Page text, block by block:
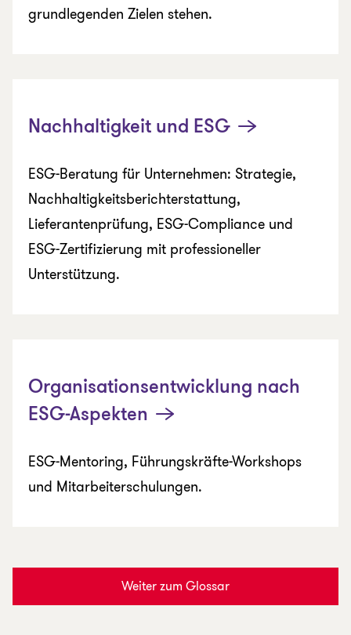
grundlegenden Zielen stehen.
Nachhaltigkeit und ESG
ESG-Beratung für Unternehmen: Strategie,
Nachhaltigkeitsberichterstattung,
Lieferantenprüfung, ESG-Compliance und
ESG-Zertifizierung mit professioneller
Unterstützung.
Organisationsentwicklung nach
ESG-Aspekten
ESG-Mentoring, Führungskräfte-Workshops
und Mitarbeiterschulungen.
Weiter zum Glossar